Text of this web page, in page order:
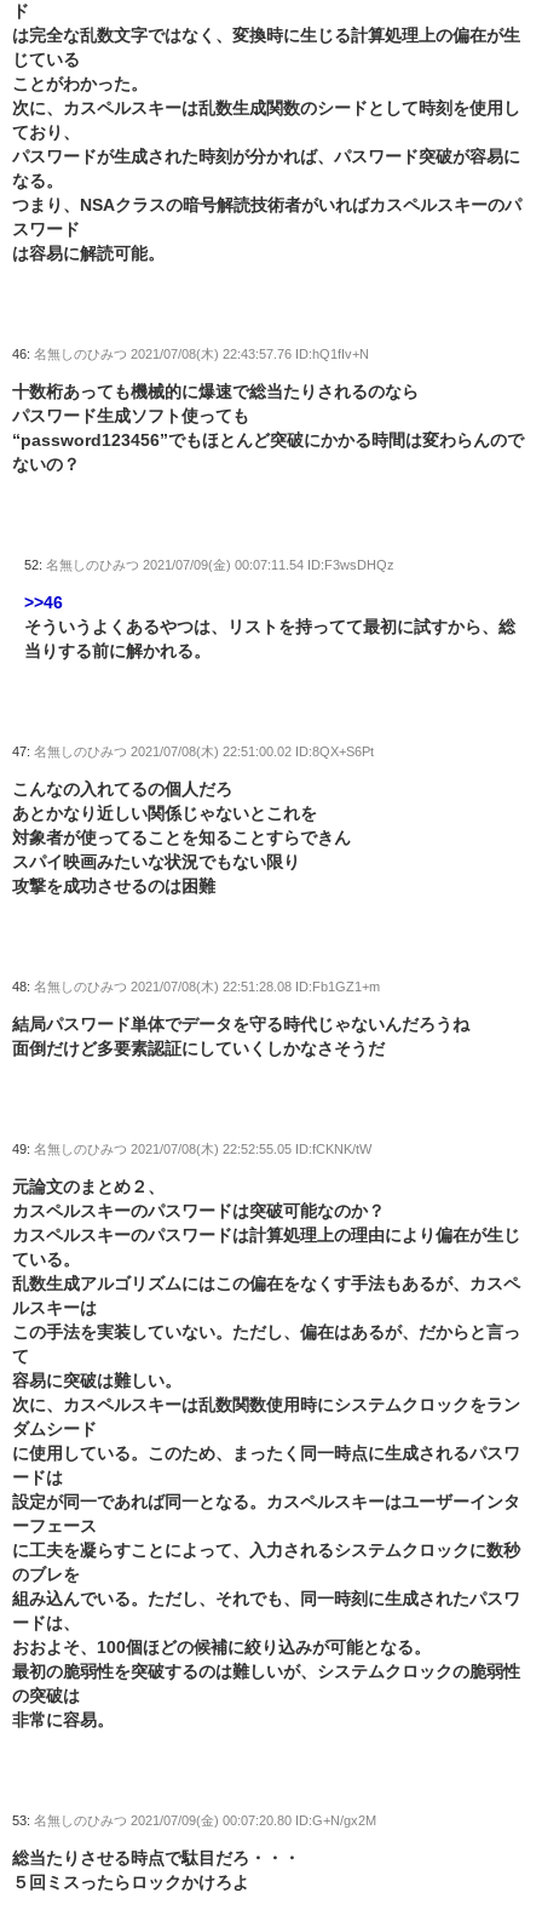
ド
は完全な乱数文字ではなく、変換時に生じる計算処理上の偏在が生
じている
ことがわかった。
次に、カスペルスキーは乱数生成関数のシードとして時刻を使用し
ており、
パスワードが生成された時刻が分かれば、パスワード突破が容易に
なる。
つまり、NSAクラスの暗号解読技術者がいればカスペルスキーのパ
スワード
は容易に解読可能。
46: 名無しのひみつ 2021/07/08(木) 22:43:57.76 ID:hQ1fIv+N
十数桁あっても機械的に爆速で総当たりされるのなら
パスワード生成ソフト使っても
“password123456”でもほとんど突破にかかる時間は変わらんので
ないの？
52: 名無しのひみつ 2021/07/09(金) 00:07:11.54 ID:F3wsDHQz
>>46
そういうよくあるやつは、リストを持ってて最初に試すから、総
当りする前に解かれる。
47: 名無しのひみつ 2021/07/08(木) 22:51:00.02 ID:8QX+S6Pt
こんなの入れてるの個人だろ
あとかなり近しい関係じゃないとこれを
対象者が使ってることを知ることすらできん
スパイ映画みたいな状況でもない限り
攻撃を成功させるのは困難
48: 名無しのひみつ 2021/07/08(木) 22:51:28.08 ID:Fb1GZ1+m
結局パスワード単体でデータを守る時代じゃないんだろうね
面倒だけど多要素認証にしていくしかなさそうだ
49: 名無しのひみつ 2021/07/08(木) 22:52:55.05 ID:fCKNK/tW
元論文のまとめ２、
カスペルスキーのパスワードは突破可能なのか？
カスペルスキーのパスワードは計算処理上の理由により偏在が生じ
ている。
乱数生成アルゴリズムにはこの偏在をなくす手法もあるが、カスペ
ルスキーは
この手法を実装していない。ただし、偏在はあるが、だからと言っ
て
容易に突破は難しい。
次に、カスペルスキーは乱数関数使用時にシステムクロックをラン
ダムシード
に使用している。このため、まったく同一時点に生成されるパスワ
ードは
設定が同一であれば同一となる。カスペルスキーはユーザーインタ
ーフェース
に工夫を凝らすことによって、入力されるシステムクロックに数秒
のブレを
組み込んでいる。ただし、それでも、同一時刻に生成されたパスワ
ードは、
おおよそ、100個ほどの候補に絞り込みが可能となる。
最初の脆弱性を突破するのは難しいが、システムクロックの脆弱性
の突破は
非常に容易。
53: 名無しのひみつ 2021/07/09(金) 00:07:20.80 ID:G+N/gx2M
総当たりさせる時点で駄目だろ・・・
５回ミスったらロックかけろよ